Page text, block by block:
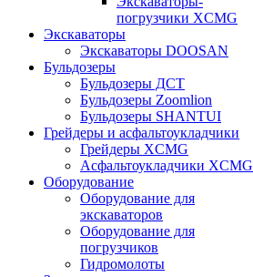
погрузчики XCMG
Экскаваторы
Экскаваторы DOOSAN
Бульдозеры
Бульдозеры ДСТ
Бульдозеры Zoomlion
Бульдозеры SHANTUI
Грейдеры и асфальтоукладчики
Грейдеры XCMG
Асфальтоукладчики XCMG
Оборудование
Оборудование для
экскаваторов
Оборудование для
погрузчиков
Гидромолоты